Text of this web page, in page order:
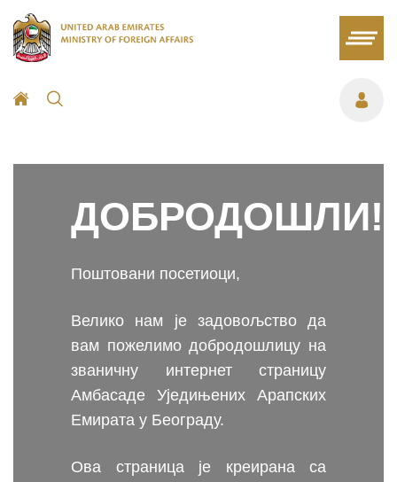
ДОБРОДОШЛИ!
Поштовани посетиоци,
Велико нам је задовољство да
вам пожелимо добродошлицу на
званичну интернет страницу
Амбасаде Уједињених Арапских
Емирата у Београду.
Ова страница је креирана са